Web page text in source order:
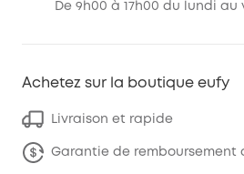
De 9h00 à 17h00 du lundi au
Achetez sur la boutique eufy
Livraison et rapide
Garantie de remboursement